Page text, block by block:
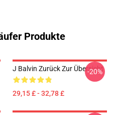
Produkte
J Balvin Zurück Zur Übersicht
29,15 £ - 32,78 £
-20%